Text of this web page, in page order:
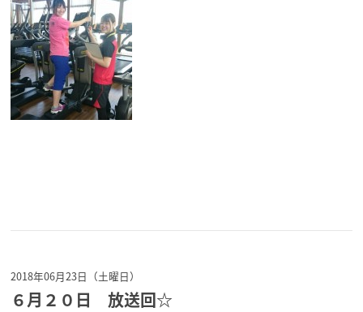
2018年06月23日（土曜日）
６月２０日 放送回☆